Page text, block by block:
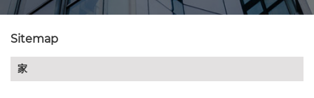
Sitemap
家